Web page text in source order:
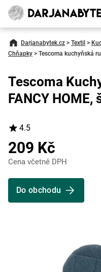
Darjanabytek.cz > Textil >
Chňapky > Tescoma kuchyňská
Tescoma
FANCY HOME,
4.5
209 Kč
Cena včetně DPH
Do obchodu